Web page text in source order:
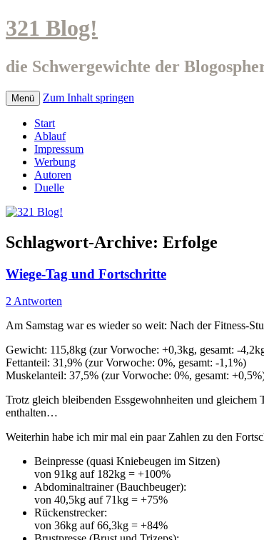
321 Blog!
die Schwergewichte der
Menü Zum Inhalt springen
Start
Ablauf
Impressum
Werbung
Autoren
Duelle
Schlagwort-Archive: Erfolge
Wiege-Tag und Fortschritte
2 Antworten
Am Samstag war es wieder so weit: Nach der Fitness-
Gewicht: 115,8kg (zur Vorwoche: +0,3kg, gesamt: -
Fettanteil: 31,9% (zur Vorwoche: 0%, gesamt: -1,1%)
Muskelanteil: 37,5% (zur Vorwoche: 0%, gesamt:
Trotz gleich bleibenden Essgewohnheiten und
enthalten…
Weiterhin habe ich mir mal ein paar Zahlen zu den
Beinpresse (quasi Kniebeugen im Sitzen)
von 91kg auf 182kg = +100%
Abdominaltrainer (Bauchbeuger):
von 40,5kg auf 71kg = +75%
Rückenstrecker:
von 36kg auf 66,3kg = +84%